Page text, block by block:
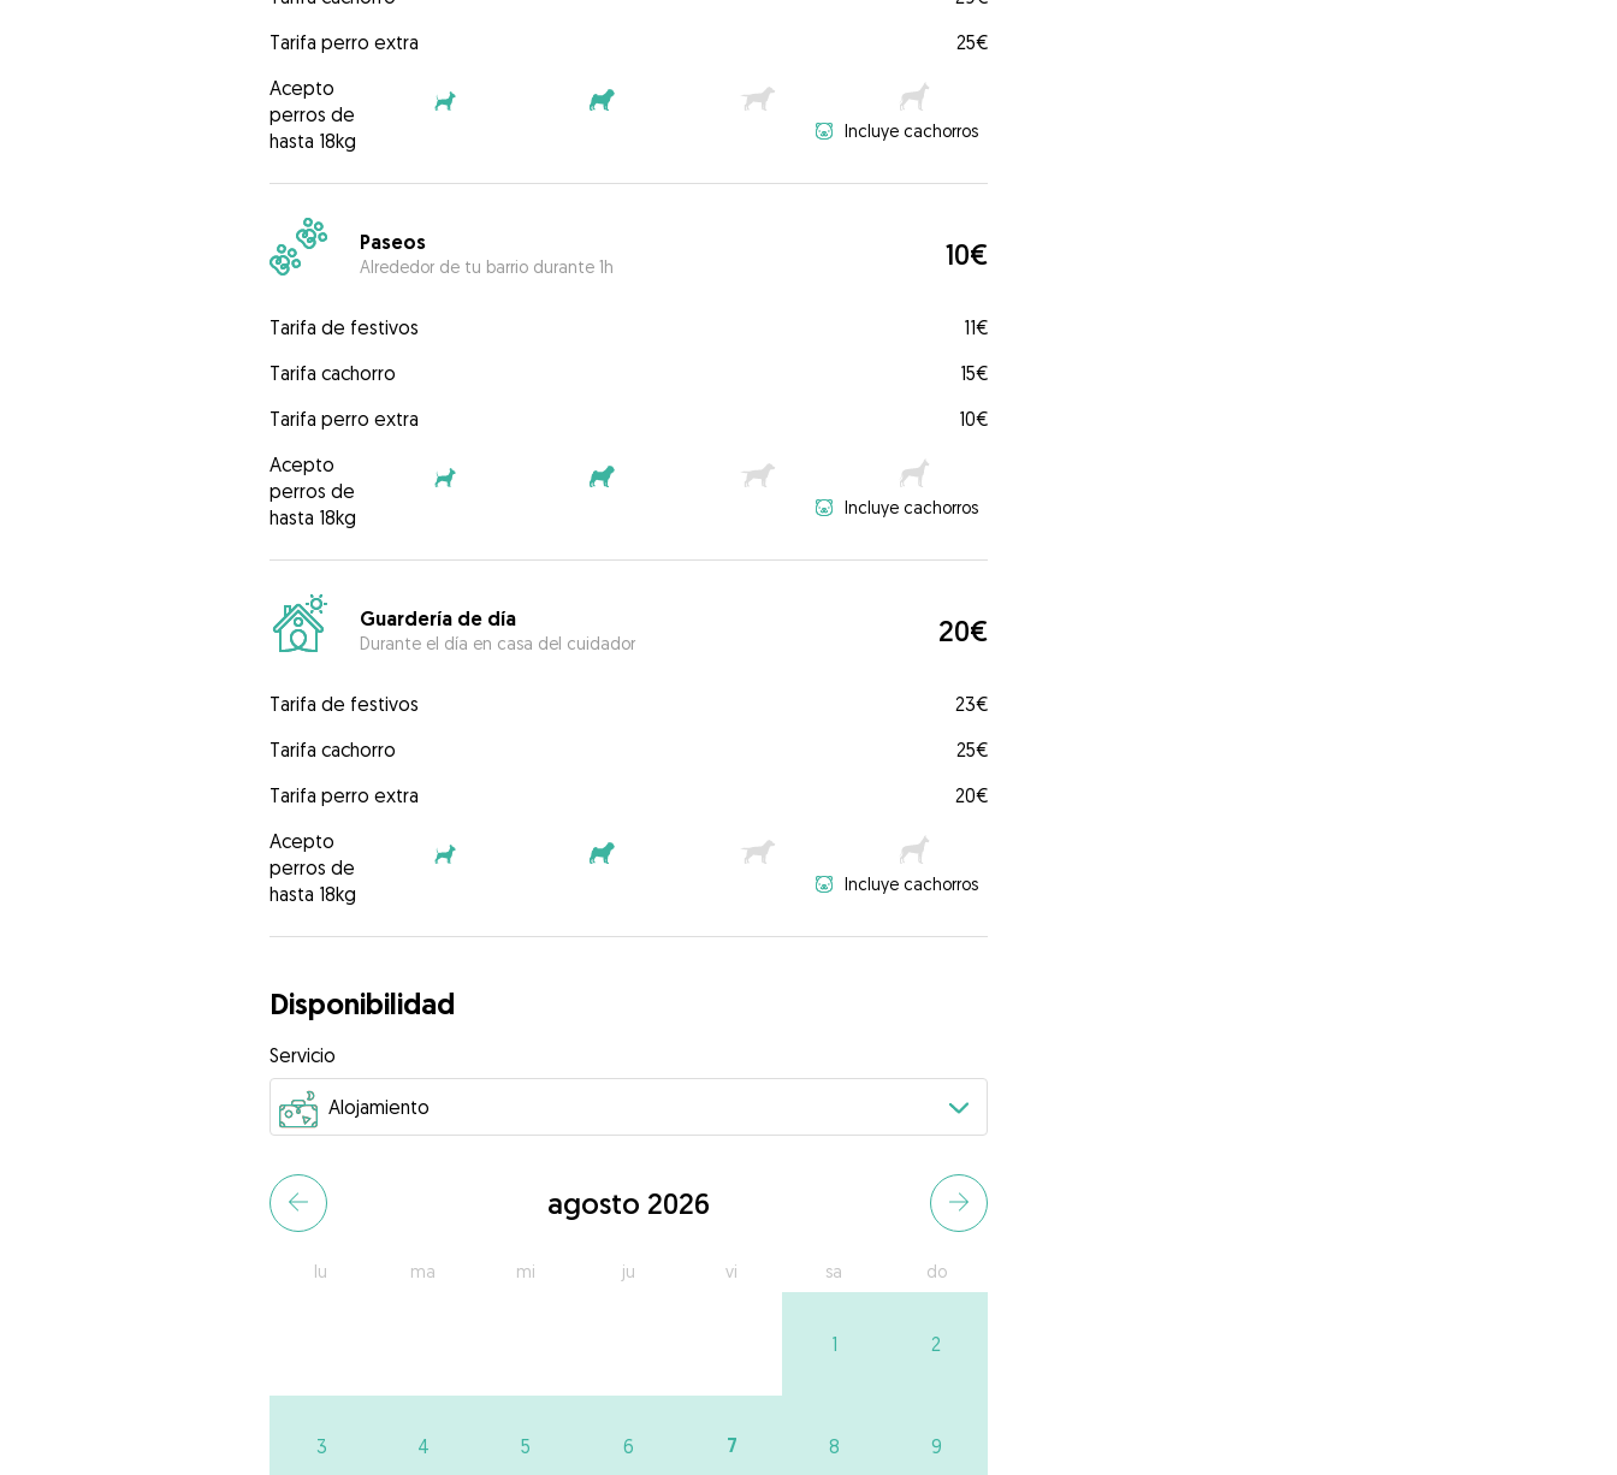
Tarifa perro extra
25€
Acepto
perros de
hasta 18kg
Incluye cachorros
Paseos
Alrededor de tu barrio durante 1h 10€
Tarifa de festivos
11€
Tarifa cachorro
15€
Tarifa perro extra
10€
Acepto
perros de
hasta 18kg
Incluye cachorros
Guardería de día
Durante el día en casa del cuidador 20€
Tarifa de festivos
23€
Tarifa cachorro
25€
Tarifa perro extra
20€
Acepto
perros de
hasta 18kg
Incluye cachorros
Disponibilidad
Servicio
agosto 2026
lu ma mi ju vi sa do
1 2
3 4 5 6 7 8 9